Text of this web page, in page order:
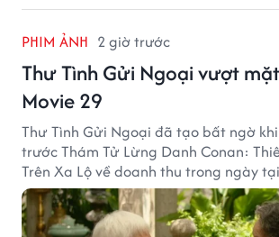
PHIM ẢNH 2 giờ trước
Thư Tình Gửi Ngoại vượt
Movie 29
Thư Tình Gửi Ngoại đã tạo bất ngờ
trước Thám Tử Lừng Danh Conan:
Trên Xa Lộ về doanh thu trong ngày